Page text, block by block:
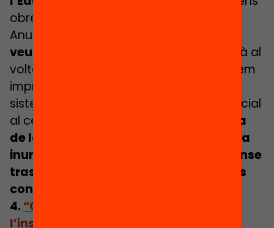
obre la porta en aquest article al nou
Anuari,
veurà la llum aviat.
La publicació girarà al
voltant d’onze preguntes que considerem
imprescindibles per avançar cap a un
sistema educatiu que posi la justícia social
al centre d’acció:
“Des de l’emergència
de la COVID-19 el concepte de cures ha
inundat els discursos públics, però sense
traslladar-se a polítiques i pràctiques
concretes.”
4.“Quan més a gust m’he sentit a
l’institut és quan més hi he après”